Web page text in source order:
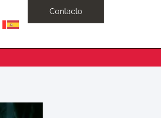
Contacto